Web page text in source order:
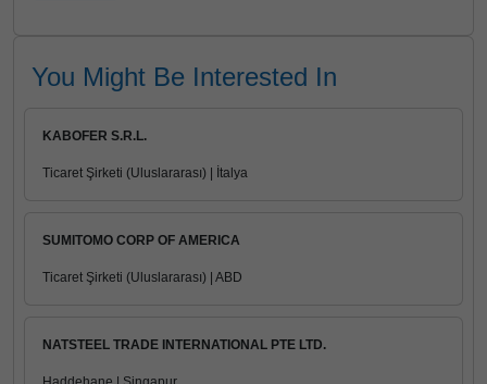
You Might Be Interested In
KABOFER S.R.L.
Ticaret Şirketi (Uluslararası) | İtalya
SUMITOMO CORP OF AMERICA
Ticaret Şirketi (Uluslararası) | ABD
NATSTEEL TRADE INTERNATIONAL PTE LTD.